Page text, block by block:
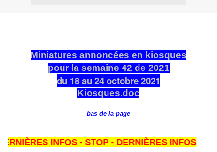
Miniatures annoncées en kiosques
pour la semaine 42 de 2021
du 18 au 24 octobre 2021
Kiosques.doc
bas de la page
INFOS - STOP - DERNIÈRES INFOS